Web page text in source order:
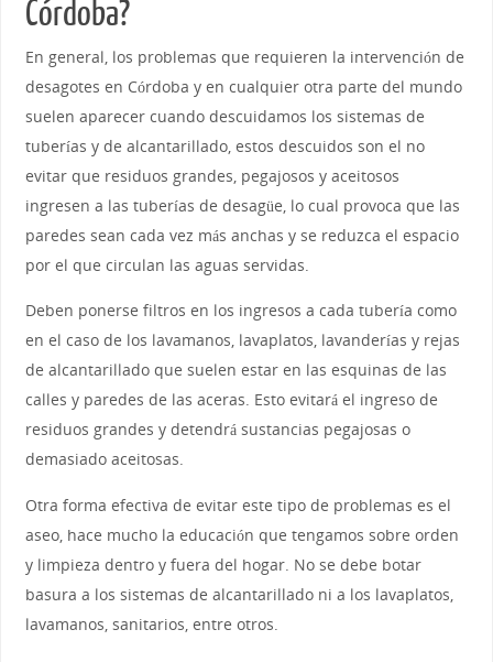
Córdoba?
En general, los problemas que requieren la intervención de
desagotes en Córdoba y en cualquier otra parte del mundo
suelen aparecer cuando descuidamos los sistemas de
tuberías y de alcantarillado, estos descuidos son el no
evitar que residuos grandes, pegajosos y aceitosos
ingresen a las tuberías de desagüe, lo cual provoca que las
paredes sean cada vez más anchas y se reduzca el espacio
por el que circulan las aguas servidas.
Deben ponerse filtros en los ingresos a cada tubería como
en el caso de los lavamanos, lavaplatos, lavanderías y rejas
de alcantarillado que suelen estar en las esquinas de las
calles y paredes de las aceras. Esto evitará el ingreso de
residuos grandes y detendrá sustancias pegajosas o
demasiado aceitosas.
Otra forma efectiva de evitar este tipo de problemas es el
aseo, hace mucho la educación que tengamos sobre orden
y limpieza dentro y fuera del hogar. No se debe botar
basura a los sistemas de alcantarillado ni a los lavaplatos,
lavamanos, sanitarios, entre otros.